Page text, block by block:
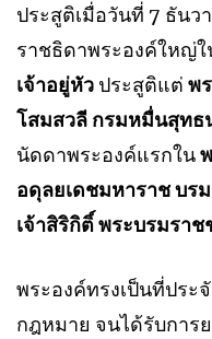
ประสูติเมื่อวันที่ 7 ธันว
ราชธิดาพระองค์ใหญ่ใ
เจ้าอยู่หัว ประสูติแต่ พ
โสมสวลี กรมหมื่นสุทธ
นัดดาพระองค์แรกใน
อดุลยเดชมหาราช บร
เจ้าสิริกิติ์ พระบรมรา
พระองค์ทรงเป็นที่ประ
กฎหมาย จนได้รับการ